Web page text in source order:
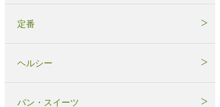
定番
ヘルシー
パン・スイーツ